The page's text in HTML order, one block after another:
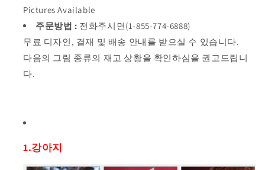
Pictures Available
주문방법 : 전화주시면(1-855-774-6888)
무료 디자인, 결재 및 배송 안내를 받으실 수 있습니다.
다음의 그림 종류의 재고 상황을 확인하심을 권고드립니
다.
1.강아지